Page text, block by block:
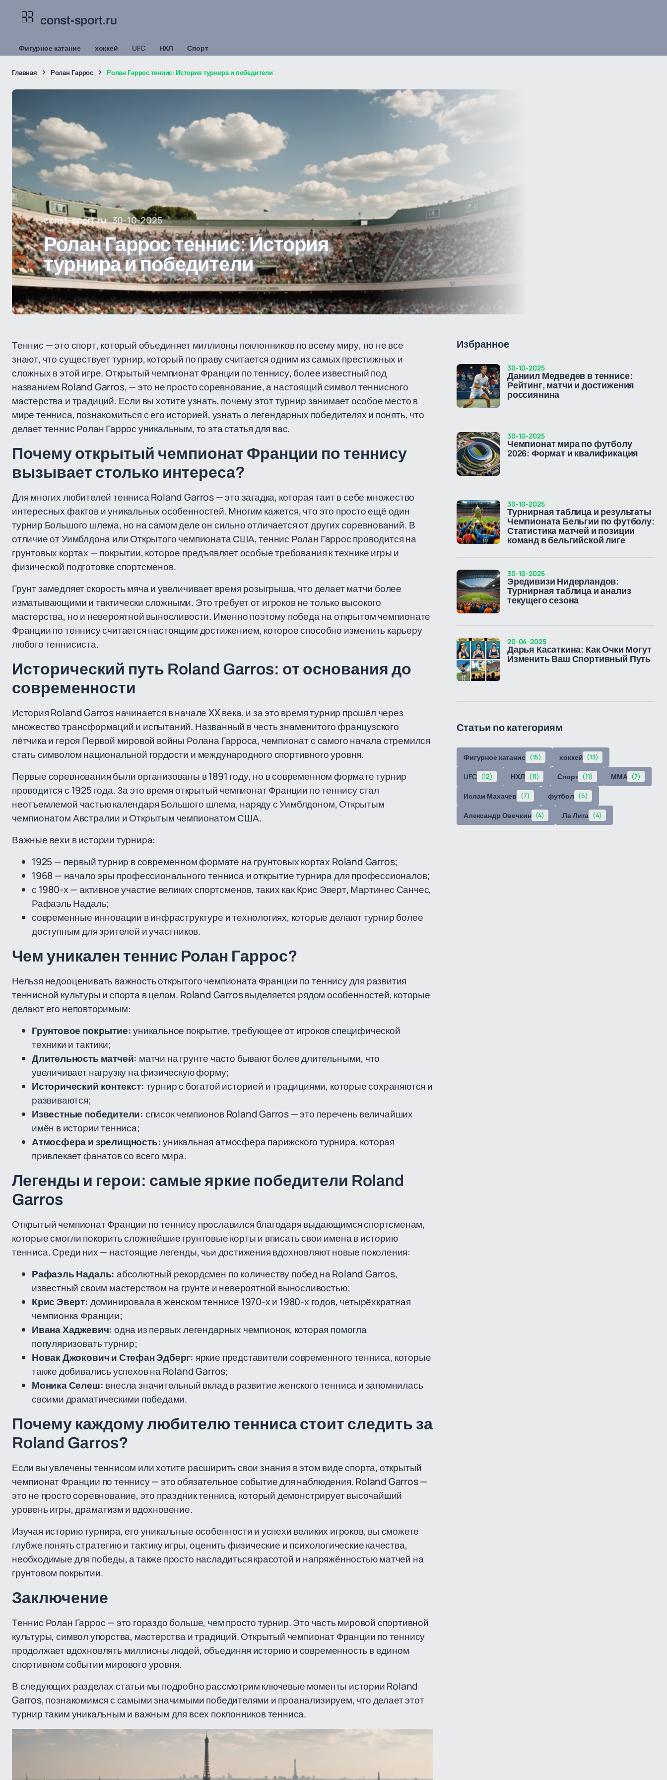
const-sport.ru
Фигурное катание хоккей UFC НХЛ Спорт
Главная Ролан Гаррос Ролан Гаррос теннис: История турнира и победители
const-sport.ru 30-10-2025
Ролан Гаррос теннис: История
турнира и победители
Теннис — это спорт, который объединяет миллионы поклонников по всему миру, но не все
знают, что существует турнир, который по праву считается одним из самых престижных и
сложных в этой игре. Открытый чемпионат Франции по теннису, более известный под
названием Roland Garros, — это не просто соревнование, а настоящий символ теннисного
мастерства и традиций. Если вы хотите узнать, почему этот турнир занимает особое место в
мире тенниса, познакомиться с его историей, узнать о легендарных победителях и понять, что
делает теннис Ролан Гаррос уникальным, то эта статья для вас.
Почему открытый чемпионат Франции по теннису
вызывает столько интереса?
Для многих любителей тенниса Roland Garros — это загадка, которая таит в себе множество
интересных фактов и уникальных особенностей. Многим кажется, что это просто ещё один
турнир Большого шлема, но на самом деле он сильно отличается от других соревнований. В
отличие от Уимблдона или Открытого чемпионата США, теннис Ролан Гаррос проводится на
грунтовых кортах — покрытии, которое предъявляет особые требования к технике игры и
физической подготовке спортсменов.
Грунт замедляет скорость мяча и увеличивает время розыгрыша, что делает матчи более
изматывающими и тактически сложными. Это требует от игроков не только высокого
мастерства, но и невероятной выносливости. Именно поэтому победа на открытом чемпионате
Франции по теннису считается настоящим достижением, которое способно изменить карьеру
любого теннисиста.
Исторический путь Roland Garros: от основания до
современности
История Roland Garros начинается в начале XX века, и за это время турнир прошёл через
множество трансформаций и испытаний. Названный в честь знаменитого французского
лётчика и героя Первой мировой войны Ролана Гарроса, чемпионат с самого начала стремился
стать символом национальной гордости и международного спортивного уровня.
Первые соревнования были организованы в 1891 году, но в современном формате турнир
проводится с 1925 года. За это время открытый чемпионат Франции по теннису стал
неотъемлемой частью календаря Большого шлема, наряду с Уимблдоном, Открытым
чемпионатом Австралии и Открытым чемпионатом США.
Важные вехи в истории турнира:
1925 — первый турнир в современном формате на грунтовых кортах Roland Garros;
1968 — начало эры профессионального тенниса и открытие турнира для профессионалов;
с 1980-х — активное участие великих спортсменов, таких как Крис Эверт, Мартинес Санчес,
Рафаэль Надаль;
современные инновации в инфраструктуре и технологиях, которые делают турнир более
доступным для зрителей и участников.
Чем уникален теннис Ролан Гаррос?
Нельзя недооценивать важность открытого чемпионата Франции по теннису для развития
теннисной культуры и спорта в целом. Roland Garros выделяется рядом особенностей, которые
делают его неповторимым:
Грунтовое покрытие:уникальное покрытие, требующее от игроков специфической
техники и тактики;
Длительность матчей: матчи на грунте часто бывают более длительными, что
увеличивает нагрузку на физическую форму;
Исторический контекст: турнир с богатой историей и традициями, которые сохраняются и
развиваются;
Известные победители: список чемпионов Roland Garros — это перечень величайших
имён в истории тенниса;
Атмосфера и зрелищность:уникальная атмосфера парижского турнира, которая
привлекает фанатов со всего мира.
Легенды и герои: самые яркие победители Roland
Garros
Открытый чемпионат Франции по теннису прославился благодаря выдающимся спортсменам,
которые смогли покорить сложнейшие грунтовые корты и вписать свои имена в историю
тенниса. Среди них — настоящие легенды, чьи достижения вдохновляют новые поколения:
Рафаэль Надаль: абсолютный рекордсмен по количеству побед на Roland Garros,
известный своим мастерством на грунте и невероятной выносливостью;
Крис Эверт: доминировала в женском теннисе 1970-х и 1980-х годов, четырёхкратная
чемпионка Франции;
Ивана Хаджевич: одна из первых легендарных чемпионок, которая помогла
популяризовать турнир;
Новак Джокович и Стефан Эдберг: яркие представители современного тенниса, которые
также добивались успехов на Roland Garros;
Моника Селеш: внесла значительный вклад в развитие женского тенниса и запомнилась
своими драматическими победами.
Почему каждому любителю тенниса стоит следить за
Roland Garros?
Если вы увлечены теннисом или хотите расширить свои знания в этом виде спорта, открытый
чемпионат Франции по теннису — это обязательное событие для наблюдения. Roland Garros —
это не просто соревнование, это праздник тенниса, который демонстрирует высочайший
уровень игры, драматизм и вдохновение.
Изучая историю турнира, его уникальные особенности и успехи великих игроков, вы сможете
глубже понять стратегию и тактику игры, оценить физические и психологические качества,
необходимые для победы, а также просто насладиться красотой и напряжённостью матчей на
грунтовом покрытии.
Заключение
Теннис Ролан Гаррос — это гораздо больше, чем просто турнир. Это часть мировой спортивной
культуры, символ упорства, мастерства и традиций. Открытый чемпионат Франции по теннису
продолжает вдохновлять миллионы людей, объединяя историю и современность в едином
спортивном событии мирового уровня.
В следующих разделах статьи мы подробно рассмотрим ключевые моменты истории Roland
Garros, познакомимся с самыми значимыми победителями и проанализируем, что делает этот
турнир таким уникальным и важным для всех поклонников тенниса.
Избранное
Даниил Медведев в теннисе:
Рейтинг, матчи и достижения
россиянина
30-10-2025
Чемпионат мира по футболу
2026: Формат и квалификация
30-10-2025
Турнирная таблица и результаты
Чемпионата Бельгии по футболу:
Статистика матчей и позиции
команд в бельгийской лиге
30-10-2025
Эредивизи Нидерландов:
Турнирная таблица и анализ
текущего сезона
30-10-2025
Дарья Касаткина: Как Очки Могут
Изменить Ваш Спортивный Путь
20-04-2025
Статьи по категориям
Фигурное катание (15) хоккей (13)
UFC (12) НХЛ (11) Спорт (11) ММА (7)
Ислам Махачев (7) футбол (5)
Александр Овечкин (4) Ла Лига (4)